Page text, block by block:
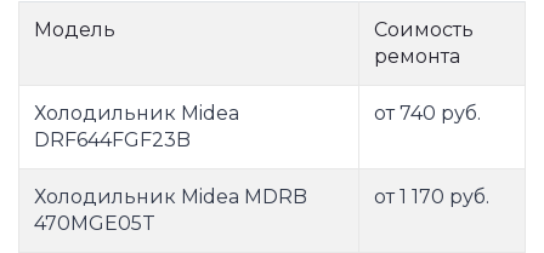
Модель
Соимость
ремонта
Холодильник Midea
DRF644FGF23B
от 740 руб.
Холодильник Midea MDRB
470MGE05T
от 1 170 руб.